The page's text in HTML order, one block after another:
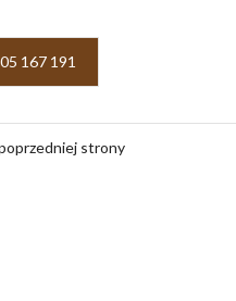
167 191
strony